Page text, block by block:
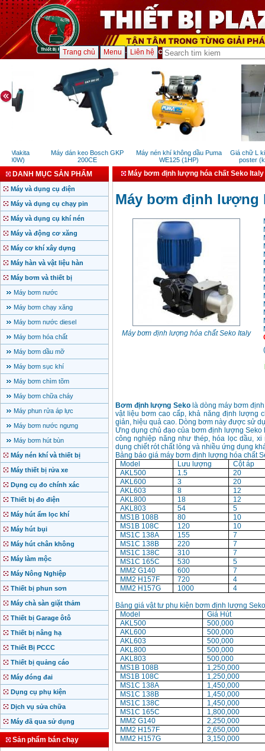
Trang chủ Menu Liên hệ
Makita
Máy dán keo Bosch GKP
200CE
Máy nén khí không dầu Puma
WE125 (1HP)
Giá chữ L
poster (kt
DANH MỤC SẢN PHẨM
Máy và dụng cụ điện
Máy và dụng cụ chạy pin
Máy và dụng cụ khí nén
Máy và động cơ xăng
Máy cơ khí xây dựng
Máy hàn và vật liệu hàn
Máy bơm và thiết bị
Máy bơm nước
Máy bơm chạy xăng
Máy bơm nước diesel
Máy bơm hóa chất
Máy bơm dầu mỡ
Máy bơm sục khí
Máy bơm chìm tõm
Máy bơm chữa cháy
Máy phun rửa áp lực
Máy bơm nước ngưng
Máy bơm hút bùn
Máy nén khí và thiết bị
Máy thiết bị rửa xe
Dụng cụ đo chính xác
Thiết bị đo điện
Máy hút ẩm lọc khí
Máy hút bụi
Máy hút chân không
Máy làm mộc
Máy Nông Nghiệp
Thiết bị phun sơn
Máy chà sàn giặt thảm
Thiết bị Garage ôtô
Thiết bị nâng hạ
Thiết Bị PCCC
Thiết bị quảng cáo
Máy đóng đai
Dụng cụ phụ kiện
Dịch vụ sửa chữa
Máy đã qua sử dụng
Sản phẩm bán chạy
Máy bơm định lượng hóa chất Seko Italy
Máy bơm định lượng
Máy bơm định lượng hóa chất Seko Italy
(
Bơm định lượng Sekolà dòng máy bơm
vật liệu bơm cao cấp, khả năng định lượng
giản, hiệu quả cao. Dòng bơm này được sử
Ứng dụng chủ đạo của bơm định lượng Seko
công nghiệp năng như thép, hóa lọc dầu,
dụng chiết rót chất lỏng và nhiều ứng dụng
Bảng báo giá máy bơm định lượng hóa chất
Model
Lưu lượng
Cột áp
AKL500
1.5
20
AKL600
3
20
AKL603
8
12
AKL800
18
12
AKL803
54
5
MS1B 108B
80
10
MS1B 108C
120
10
MS1C 138A
155
7
MS1C 138B
220
7
MS1C 138C
310
7
MS1C 165C
530
5
MM2 G140
600
7
MM2 H157F
720
4
MM2 H157G
1000 4
Bảng giá vật tư phụ kiện bơm định lượng
Model
Giá Hút
AKL500
500,000
AKL600
500,000
AKL603
500,000
AKL800
500,000
AKL803
500,000
MS1B 108B
1,250,000
MS1B 108C
1,250,000
MS1C 138A
1,450,000
MS1C 138B
1,450,000
MS1C 138C
1,450,000
MS1C 165C
1,800,000
MM2 G140
2,250,000
MM2 H157F
2,650,000
MM2 H157G
3,150,000